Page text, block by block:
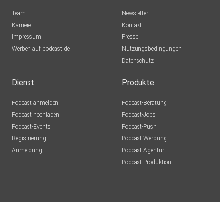
Team
Karriere
Impressum
Werben auf podcast.de
Newsletter
Kontakt
Presse
Nutzungsbedingungen
Datenschutz
Dienst
Podcast anmelden
Podcast hochladen
Podcast-Events
Registrierung
Anmeldung
Produkte
Podcast-Beratung
Podcast-Jobs
Podcast-Push
Podcast-Werbung
Podcast-Agentur
Podcast-Produktion